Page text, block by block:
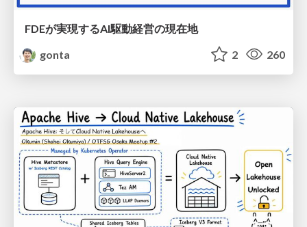
FDEが実現するAI駆動経営の現在地
gonta
2 260